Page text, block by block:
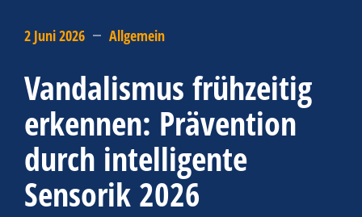
2 Juni 2026 Allgemein
Vandalismus frühzeitig
erkennen: Prävention
durch intelligente
Sensorik 2026